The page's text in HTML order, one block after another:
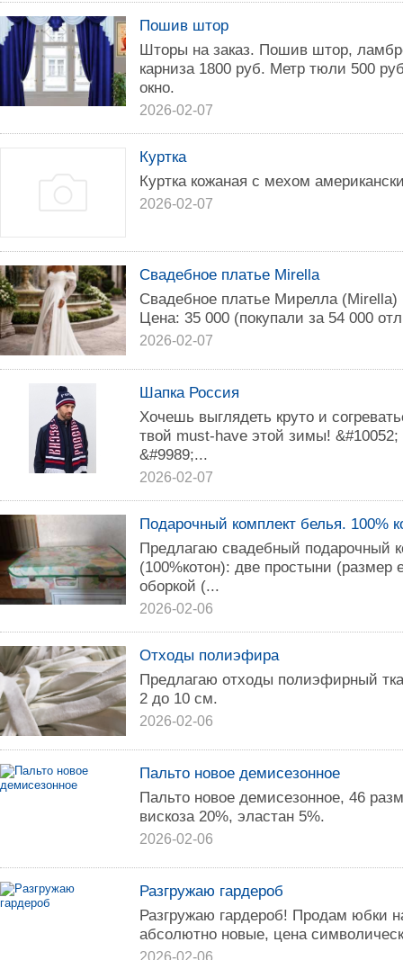
Пошив штор
Шторы на заказ. Пошив штор,
карниза 1800 руб. Метр тюли 500
окно.
2026-02-07
Куртка
Куртка кожаная с мехом
2026-02-07
Свадебное платье Mirella
Свадебное платье Мирелла (Mirella)
Цена: 35 000 (покупали за 54 000
2026-02-07
Шапка Россия
Хочешь выглядеть круто и
твой must-have этой зимы!
&#9989;...
2026-02-07
Подарочный комплект белья. 100%
Предлагаю свадебный подарочный
(100%котон): две простыни (размер
оборкой (...
2026-02-06
Отходы полиэфира
Предлагаю отходы полиэфирный
2 до 10 см.
2026-02-06
Пальто новое демисезонное
Пальто новое демисезонное, 46
вискоза 20%, эластан 5%.
2026-02-06
Разгружаю гардероб
Разгружаю гардероб! Продам юбки
абсолютно новые, цена
2026-02-06